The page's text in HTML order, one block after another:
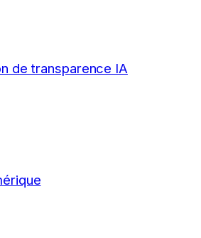
de transparence IA